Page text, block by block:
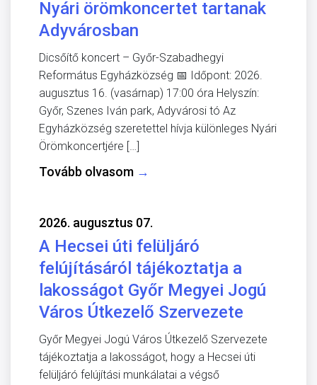
Nyári örömkoncertet tartanak
Adyvárosban
Dicsőítő koncert – Győr-Szabadhegyi
Református Egyházközség 📅 Időpont: 2026.
augusztus 16. (vasárnap) 17:00 óra Helyszín:
Győr, Szenes Iván park, Adyvárosi tó Az
Egyházközség szeretettel hívja különleges Nyári
Örömkoncertjére […]
Tovább olvasom →
2026. augusztus 07.
A Hecsei úti felüljáró
felújításáról tájékoztatja a
lakosságot Győr Megyei Jogú
Város Útkezelő Szervezete
Győr Megyei Jogú Város Útkezelő Szervezete
tájékoztatja a lakosságot, hogy a Hecsei úti
felüljáró felújítási munkálatai a végső